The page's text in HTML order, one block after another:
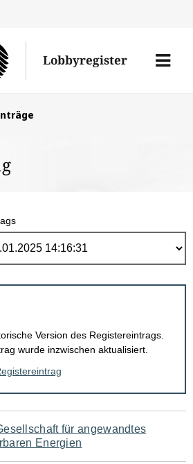
Lobbyregister
Menü
Version des Registereintrags.
wurde inzwischen aktualisiert.
für angewandtes
Energien